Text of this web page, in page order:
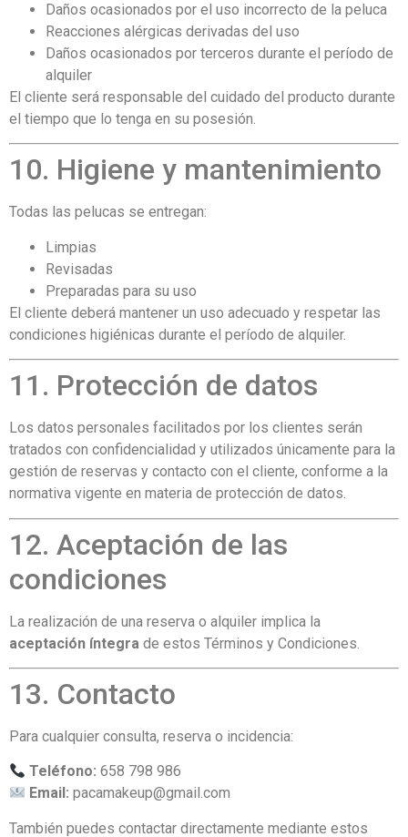
Daños ocasionados por el uso incorrecto de la peluca
Reacciones alérgicas derivadas del uso
Daños ocasionados por terceros durante el período de
alquiler
El cliente será responsable del cuidado del producto durante
el tiempo que lo tenga en su posesión.
10. Higiene y mantenimiento
Todas las pelucas se entregan:
Limpias
Revisadas
Preparadas para su uso
El cliente deberá mantener un uso adecuado y respetar las
condiciones higiénicas durante el período de alquiler.
11. Protección de datos
Los datos personales facilitados por los clientes serán
tratados con confidencialidad y utilizados únicamente para la
gestión de reservas y contacto con el cliente, conforme a la
normativa vigente en materia de protección de datos.
12. Aceptación de las
condiciones
La realización de una reserva o alquiler implica la
aceptación íntegra de estos Términos y Condiciones.
13. Contacto
Para cualquier consulta, reserva o incidencia:
Teléfono: 658 798 986
Email: pacamakeup@gmail.com
También puedes contactar directamente mediante estos